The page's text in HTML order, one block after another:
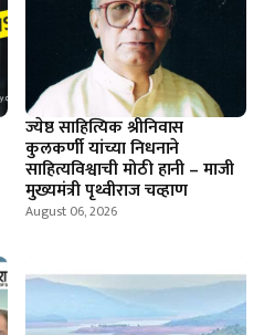
ज्येष्ठ साहित्यिक श्रीनिवास
कुलकर्णी यांच्या निधनाने
साहित्यविश्वाची मोठी हानी – माजी
मुख्यमंत्री पृथ्वीराज चव्हाण
August 06, 2026